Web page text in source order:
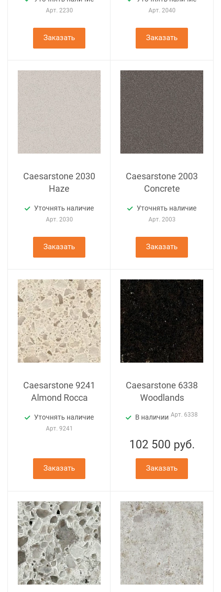
Арт. 2230
Заказать
Арт. 2040
Заказать
Caesarstone 2030
Haze
Уточнять наличие
Арт. 2030
Заказать
Caesarstone 2003
Concrete
Уточнять наличие
Арт. 2003
Заказать
Caesarstone 9241
Almond Rocca
Уточнять наличие
Арт. 9241
Заказать
Caesarstone 6338
Woodlands
В наличии Арт. 6338
102 500 руб.
Заказать